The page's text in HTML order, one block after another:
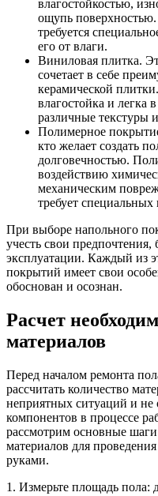
влагостойкостью,
ощупь
требуется
его от влаги.
Виниловая плитка.
сочетает в себе
керамической
влагостойка и легка
различные текстуры
Полимерное
кто желает создать
долговечностью.
воздействию
механическим
требует
При выборе напольного
учесть свои
эксплуатации. Каждый из
покрытий имеет свои
обоснован и осознан.
Расчет
материалов
Перед началом ремонта
рассчитать количество
неприятных ситуаций и не
компонентов в процессе
рассмотрим основные шаги
материалов для
руками.
1. Измерьте площадь пола: